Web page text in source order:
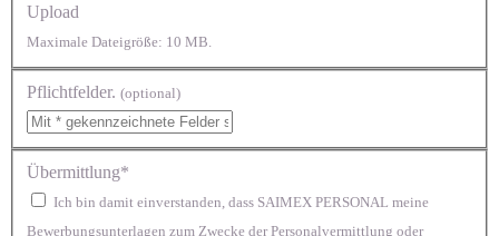
Upload
Maximale Dateigröße: 10 MB.
Pflichtfelder. (optional)
Übermittlung*
Ich bin damit einverstanden, dass SAIMEX PERSONAL meine
Bewerbungsunterlagen zum Zwecke der Personalvermittlung oder